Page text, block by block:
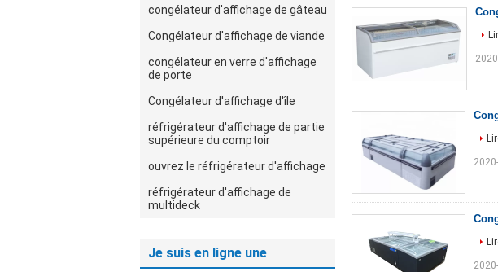
congélateur d'affichage de gâteau
Congélateur d'affichage de viande
congélateur en verre d'affichage
de porte
Congélateur d'affichage d'île
réfrigérateur d'affichage de partie
supérieure du comptoir
ouvrez le réfrigérateur d'affichage
réfrigérateur d'affichage de
multideck
Je suis en ligne une